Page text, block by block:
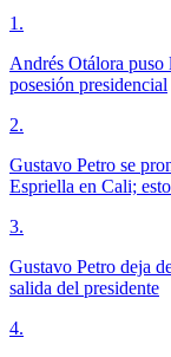
1 .
Andrés Otálora puso
posesión presidencial
2.
Gustavo Petro se
Espriella en Cali;
3.
Gustavo Petro deja
salida del presidente
4.